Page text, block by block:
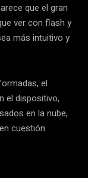
que el gran
ver con flash y
más intuitivo y
el
el dispositivo,
​​en la nube,
cuestión.